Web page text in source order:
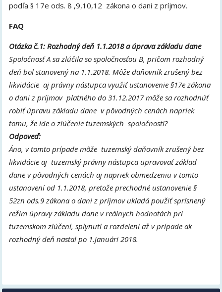
podľa § 17e ods. 8 ,9,10,12 zákona o dani z príjmov.
FAQ
Otázka č.1: Rozhodný deň 1.1.2018 a úprava základu dane
Spoločnosť A sa zlúčila so spoločnosťou B, pričom rozhodný
deň bol stanovený na 1.1.2018. Môže daňovník zrušený bez
likvidácie aj právny nástupca využiť ustanovenie §17e zákona
o dani z príjmov platného do 31.12.2017 môže sa rozhodnúť
robiť úpravu základu dane v pôvodných cenách napriek
tomu, že ide o zlúčenie tuzemských spoločností?
Odpoveď:
Áno, v tomto prípade môže tuzemský daňovník zrušený bez
likvidácie aj tuzemský právny nástupca upravovať základ
dane v pôvodných cenách aj napriek obmedzeniu v tomto
ustanovení od 1.1.2018, pretože prechodné ustanovenie §
52zn ods.9 zákona o dani z príjmov ukladá použiť sprísnený
režim úpravy základu dane v reálnych hodnotách pri
tuzemskom zlúčení, splynutí a rozdelení až v prípade ak
rozhodný deň nastal po 1.januári 2018.